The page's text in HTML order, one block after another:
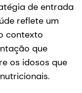
de entrada
reflete um
contexto
que
os idosos que